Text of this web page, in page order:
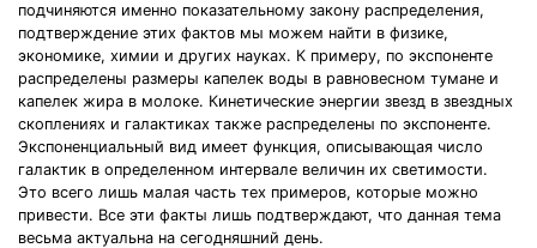
подчиняются именно показательному закону распределения,
подтверждение этих фактов мы можем найти в физике,
экономике, химии и других науках. К примеру, по экспоненте
распределены размеры капелек воды в равновесном тумане и
капелек жира в молоке. Кинетические энергии звезд в звездных
скоплениях и галактиках также распределены по экспоненте.
Экспоненциальный вид имеет функция, описывающая число
галактик в определенном интервале величин их светимости.
Это всего лишь малая часть тех примеров, которые можно
привести. Все эти факты лишь подтверждают, что данная тема
весьма актуальна на сегодняшний день.